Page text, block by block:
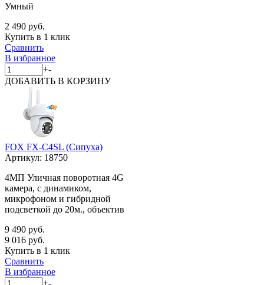
Умный
2 490 руб.
Купить в 1 клик
Сравнить
В избранное
+-
ДОБАВИТЬ В КОРЗИНУ
FOX FX-C4SL (Сипуха)
Артикул: 18750
4МП Уличная поворотная 4G
камера, с динамиком,
микрофоном и гибридной
подсветкой до 20м., объектив
9 490 руб.
9 016 руб.
Купить в 1 клик
Сравнить
В избранное
+-